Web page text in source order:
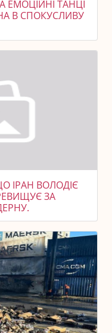
ЕМОЦІЙНІ ТАНЦІ
В СПОКУСЛИВУ
ІРАН ВОЛОДІЄ
ЗА